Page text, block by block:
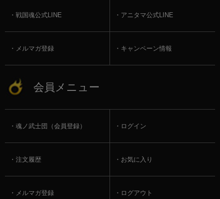
戦国魂公式LINE アニタマ公式LINE
メルマガ登録 キャンペーン情報
会員メニュー
魂ノ武士団（会員登録） ログイン
注文履歴 お気に入り
メルマガ登録 ログアウト